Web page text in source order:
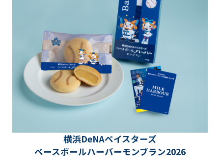
横浜DeNAベイスターズ
ベースボールハーバーモンブラン2026